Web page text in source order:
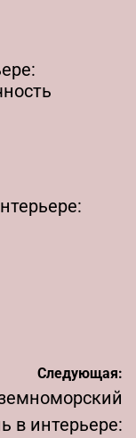
Следующая:
в интерьере: